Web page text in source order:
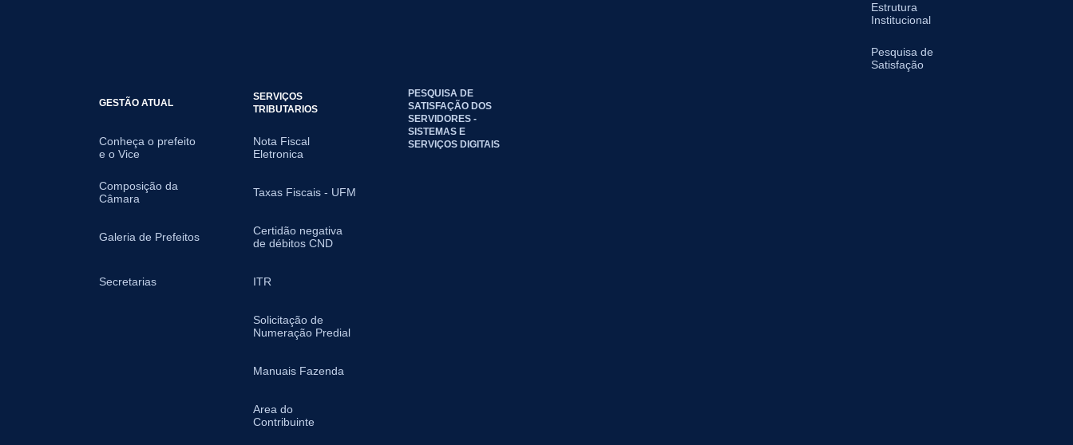
Estrutura
Institucional
Pesquisa de
Satisfação
GESTÃO ATUAL
Conheça o prefeito
e o Vice
Composição da
Câmara
Galeria de Prefeitos
Secretarias
SERVIÇOS
TRIBUTARIOS
Nota Fiscal
Eletronica
Taxas Fiscais - UFM
Certidão negativa
de débitos CND
ITR
Solicitação de
Numeração Predial
Manuais Fazenda
Area do
Contribuinte
PESQUISA DE
SATISFAÇÃO DOS
SERVIDORES -
SISTEMAS E
SERVIÇOS DIGITAIS